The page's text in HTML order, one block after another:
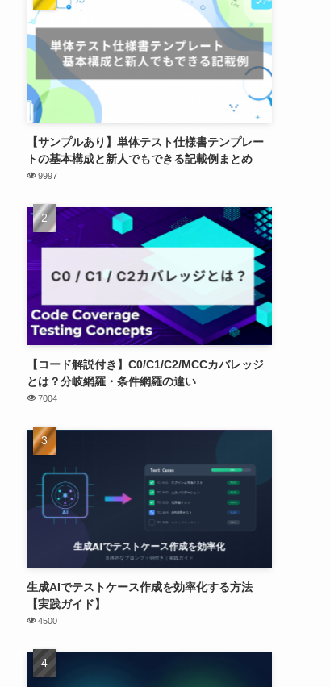
【サンプルあり】単体テスト仕様書テンプレー
トの基本構成と新人でもできる記載例まとめ
9997
【コード解説付き】C0/C1/C2/MCCカバレッジ
とは？分岐網羅・条件網羅の違い
7004
生成AIでテストケース作成を効率化する方法
【実践ガイド】
4500